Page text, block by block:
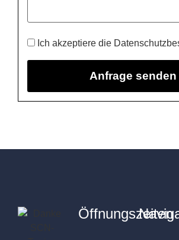
Ich akzeptiere die
Öffnungszeiten